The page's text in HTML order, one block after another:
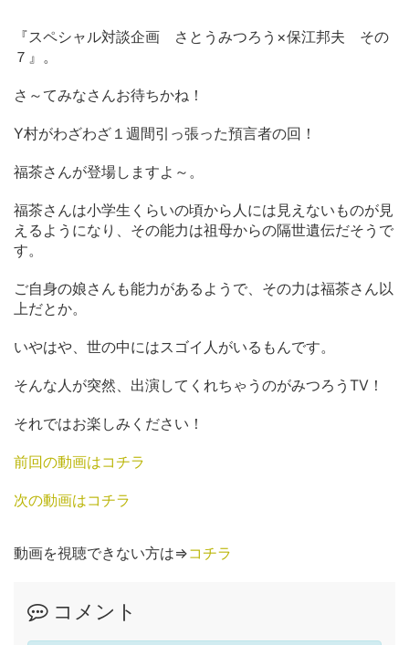
『スペシャル対談企画 さとうみつろう×保江邦夫 その
７』。
さ～てみなさんお待ちかね！
Y村がわざわざ１週間引っ張った預言者の回！
福茶さんが登場しますよ～。
福茶さんは小学生くらいの頃から人には見えないものが見
えるようになり、その能力は祖母からの隔世遺伝だそうで
す。
ご自身の娘さんも能力があるようで、その力は福茶さん以
上だとか。
いやはや、世の中にはスゴイ人がいるもんです。
そんな人が突然、出演してくれちゃうのがみつろうTV！
それではお楽しみください！
前回の動画はコチラ
次の動画はコチラ
動画を視聴できない方は⇒コチラ
コメント